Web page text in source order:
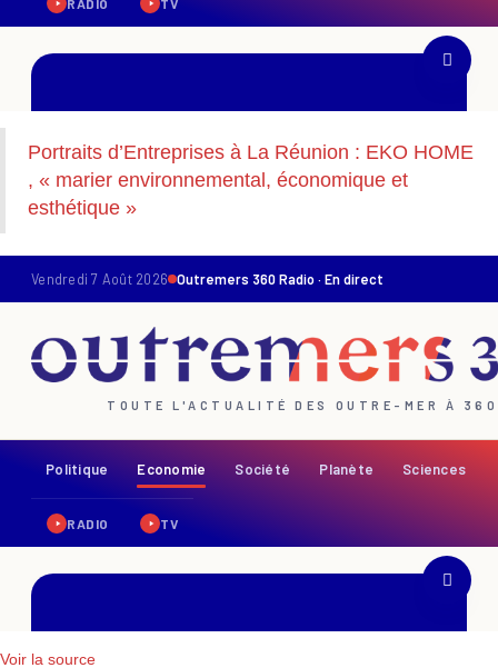
Portraits d’Entreprises à La Réunion : EKO HOME
, « marier environnemental, économique et
esthétique »
Voir la source